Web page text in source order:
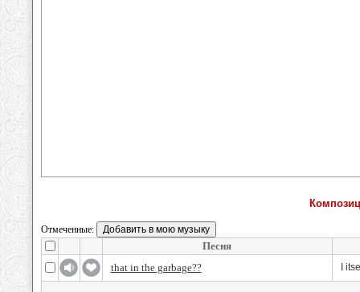
Отмеченные:
Песня
that in the garbage??
I